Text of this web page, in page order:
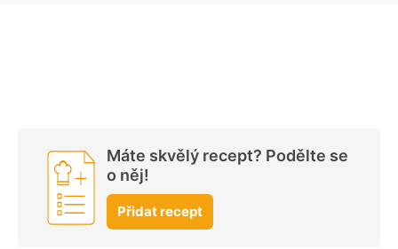
Máte skvělý recept? Podělte se
o něj!
Přidat recept